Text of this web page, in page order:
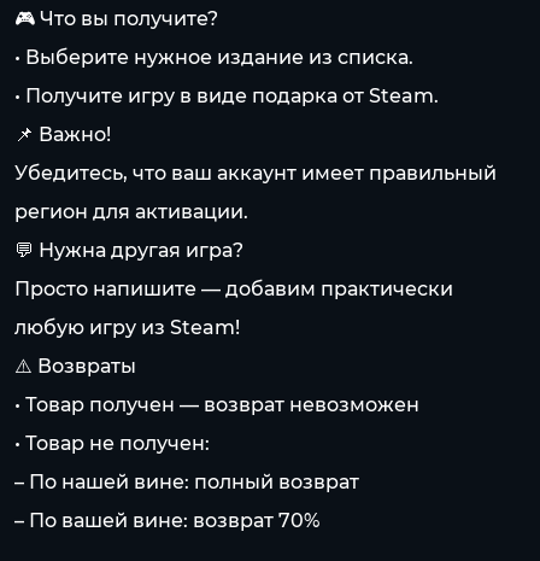
🎮 Что вы получите?
• Выберите нужное издание из списка.
• Получите игру в виде подарка от Steam.
📌 Важно!
Убедитесь, что ваш аккаунт имеет правильный
регион для активации.
💬 Нужна другая игра?
Просто напишите — добавим практически
любую игру из Steam!
⚠️ Возвраты
• Товар получен — возврат невозможен
• Товар не получен:
– По нашей вине: полный возврат
– По вашей вине: возврат 70%